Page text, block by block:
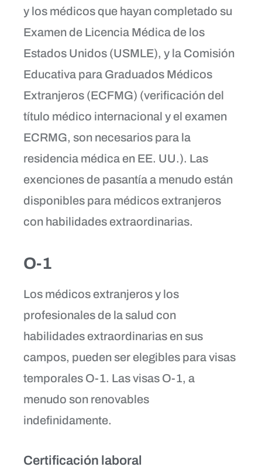
y los médicos que hayan completado su
Examen de Licencia Médica de los
Estados Unidos (USMLE), y la Comisión
Educativa para Graduados Médicos
Extranjeros (ECFMG) (verificación del
título médico internacional y el examen
ECRMG, son necesarios para la
residencia médica en EE. UU.). Las
exenciones de pasantía a menudo están
disponibles para médicos extranjeros
con habilidades extraordinarias.
O-1
Los médicos extranjeros y los
profesionales de la salud con
habilidades extraordinarias en sus
campos, pueden ser elegibles para visas
temporales O-1. Las visas O-1, a
menudo son renovables
indefinidamente.
Certificación laboral